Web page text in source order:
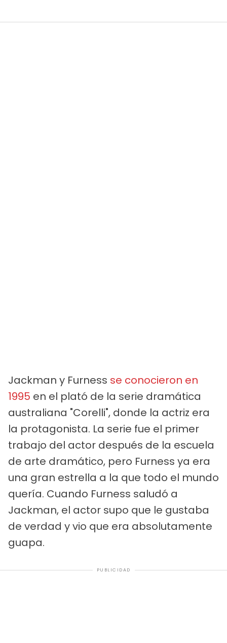
Jackman y Furness se conocieron en
1995 en el plató de la serie dramática
australiana "Corelli", donde la actriz era
la protagonista. La serie fue el primer
trabajo del actor después de la escuela
de arte dramático, pero Furness ya era
una gran estrella a la que todo el mundo
quería. Cuando Furness saludó a
Jackman, el actor supo que le gustaba
de verdad y vio que era absolutamente
guapa.
PUBLICIDAD